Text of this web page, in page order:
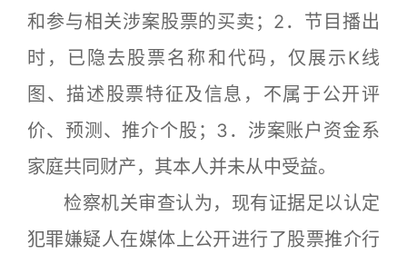
和参与相关涉案股票的买卖；2．节目播出
时，已隐去股票名称和代码，仅展示K线
图、描述股票特征及信息，不属于公开评
价、预测、推介个股；3．涉案账户资金系
家庭共同财产，其本人并未从中受益。
检察机关审查认为，现有证据足以认定
犯罪嫌疑人在媒体上公开进行了股票推介行